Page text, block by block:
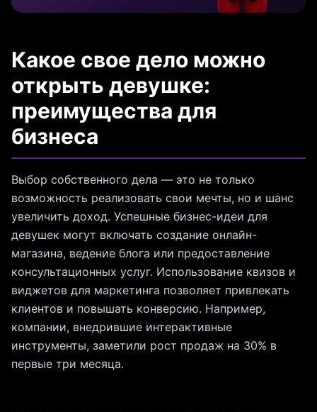
Какое свое дело можно
открыть девушке:
преимущества для
бизнеса
Выбор собственного дела — это не только
возможность реализовать свои мечты, но и шанс
увеличить доход. Успешные бизнес-идеи для
девушек могут включать создание онлайн-
магазина, ведение блога или предоставление
консультационных услуг. Использование квизов и
виджетов для маркетинга позволяет привлекать
клиентов и повышать конверсию. Например,
компании, внедрившие интерактивные
инструменты, заметили рост продаж на 30% в
первые три месяца.